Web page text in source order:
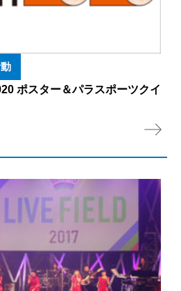
ポスター＆パラスポーツクイ